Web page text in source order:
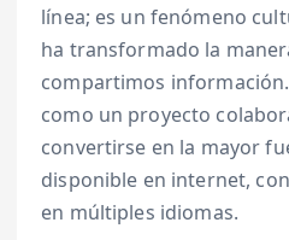
línea; es un fenómeno
ha transformado la
compartimos
como un proyecto
convertirse en la mayor
disponible en internet,
en múltiples idiomas.